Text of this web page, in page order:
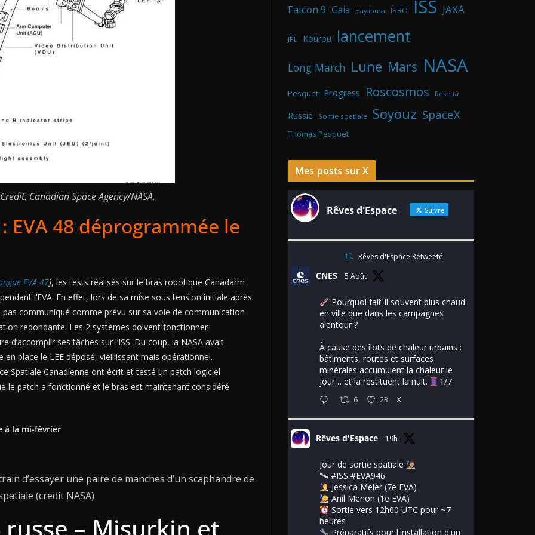
Canadian Space Agency/NASA.
EVA 48 déprogrammée le
EVA 47], les tests réalisés sur le bras robotique Canadarm
l’EVA. En effet, lors de sa mise sous tension initiale après
pas communiqué comme prévu sur sa voie de communication
redondante. Les 2 systèmes doivent fonctionner
ses tâches sur l’ISS. Du coup, la NASA avait
place le LEE déposé, vieillissant mais opérationnel.
Spatiale Canadienne ont écrit et testé un patch logiciel
le patch a fonctionné et le bras est maintenant considéré
à la mi-février.
d’essayer une paire de manches d’un scaphandre de
(credit NASA)
russe – Misurkin et
Falcon 9 Gaia Hayabusa ISRO ISS JAXA
JPL Kourou lancement
Long March Lune Mars NASA
Pesquet Progress Roscosmos Rosetta
Russie Sortie spatiale Soyouz SpaceX
Thomas Pesquet
Mes posts sur X
Rêves d'Espace Suivre
Rêves d'Espace Retweeté
CNES 5 Août
Pourquoi fait-il souvent plus chaud
en ville que dans les campagnes
alentour ?
À cause des îlots de chaleur urbains :
bâtiments, routes et surfaces
minérales accumulent la chaleur le
jour… et la restituent la nuit.
1/7
6 23 X
Rêves d'Espace 19h
Jour de sortie spatiale
🛰 #ISS #EVA946
Jessica Meier (7e EVA)
Anil Menon (1e EVA)
Sortie vers 12h00 UTC pour ~7
heures
Préparatifs pour l'installation d'un